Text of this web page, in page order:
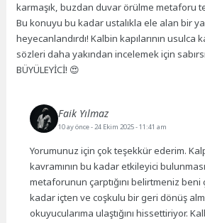
karmaşık, buzdan duvar örülme metaforu
Bu konuyu bu kadar ustalıkla ele alan bir
heyecanlandırdı! Kalbin kapılarının usulca
sözleri daha yakından incelemek için
BÜYÜLEYİCİ! 😍
Faik Yılmaz
10 ay önce- 24 Ekim 2025 - 11:41 am
Yorumunuz için çok teşekkür ederim.
kavramının bu kadar etkileyici
metaforunun çarptığını belirtmeniz beni
kadar içten ve coşkulu bir geri dönüş
okuyucularıma ulaştığını hissettiriyor.